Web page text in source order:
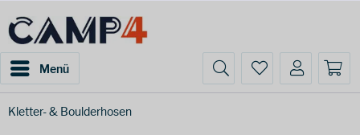
Menü
Kletter- & Boulderhosen